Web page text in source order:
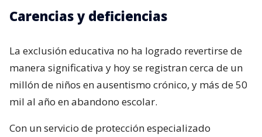
Carencias y deficiencias
La exclusión educativa no ha logrado revertirse de
manera significativa y hoy se registran cerca de un
millón de niños en ausentismo crónico, y más de 50
mil al año en abandono escolar.
Con un servicio de protección especializado